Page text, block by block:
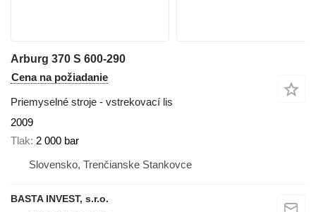
Arburg 370 S 600-290
Cena na požiadanie
Priemyselné stroje - vstrekovací lis
2009
Tlak 2 000 bar
Slovensko, Trenčianske Stankovce
BASTA INVEST, s.r.o.